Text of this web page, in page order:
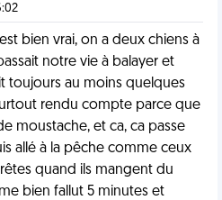
bien vrai, on a deux chiens à
notre vie à balayer et
toujours au moins quelques
rendu compte parce que
moustache, et ca, ca passe
allé à la pêche comme ceux
quand ils mangent du
bien fallut 5 minutes et